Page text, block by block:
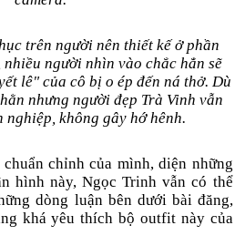
trên người nên thiết kế ở phần
nhiều người nhìn vào chắc hẳn sẽ
lê" của cô bị o ép đến ná thở. Dù
nhưng người đẹp Trà Vinh vẫn
nghiệp, không gây hớ hênh.
chỉnh của mình, diện những
hình này, Ngọc Trinh vẫn có thể
dòng luận bên dưới bài đăng,
khá yêu thích bộ outfit này của